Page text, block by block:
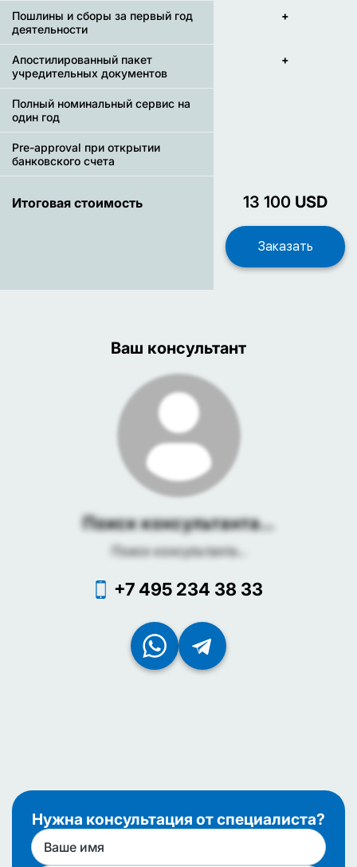
Пошлины и сборы за первый год
деятельности
+
Апостилированный пакет
учредительных документов
+
Полный номинальный сервис на
один год
Pre-approval при открытии
банковского счета
Итоговая стоимость 13 100 USD
Ваш консультант
Поиск консультанта...
Поиск консультанта...
+7 495 234 38 33
Нужна консультация от специалиста?